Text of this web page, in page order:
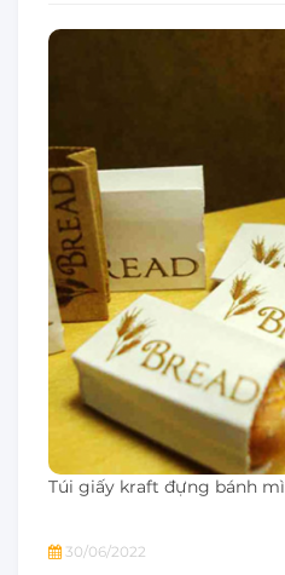
Túi giấy kraft đựng bánh mì
30/06/2022